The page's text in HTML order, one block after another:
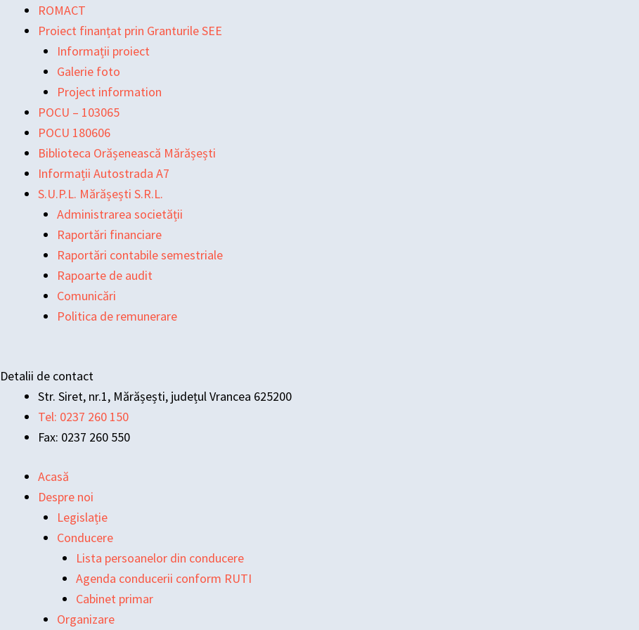
Menu
ROMACT
Proiect finanțat prin Granturile SEE
Informații proiect
Galerie foto
Project information
POCU – 103065
POCU 180606
Biblioteca Orășenească Mărășești
Informații Autostrada A7
S.U.P.L. Mărășești S.R.L.
Administrarea societății
Raportări financiare
Raportări contabile semestriale
Rapoarte de audit
Comunicări
Politica de remunerare
Detalii de contact
Str. Siret, nr.1, Mărășești, județul Vrancea 625200
Tel: 0237 260 150
Fax: 0237 260 550
Acasă
Despre noi
Legislație
Conducere
Lista persoanelor din conducere
Agenda conducerii conform RUTI
Cabinet primar
Organizare
Menu
Post
navigation